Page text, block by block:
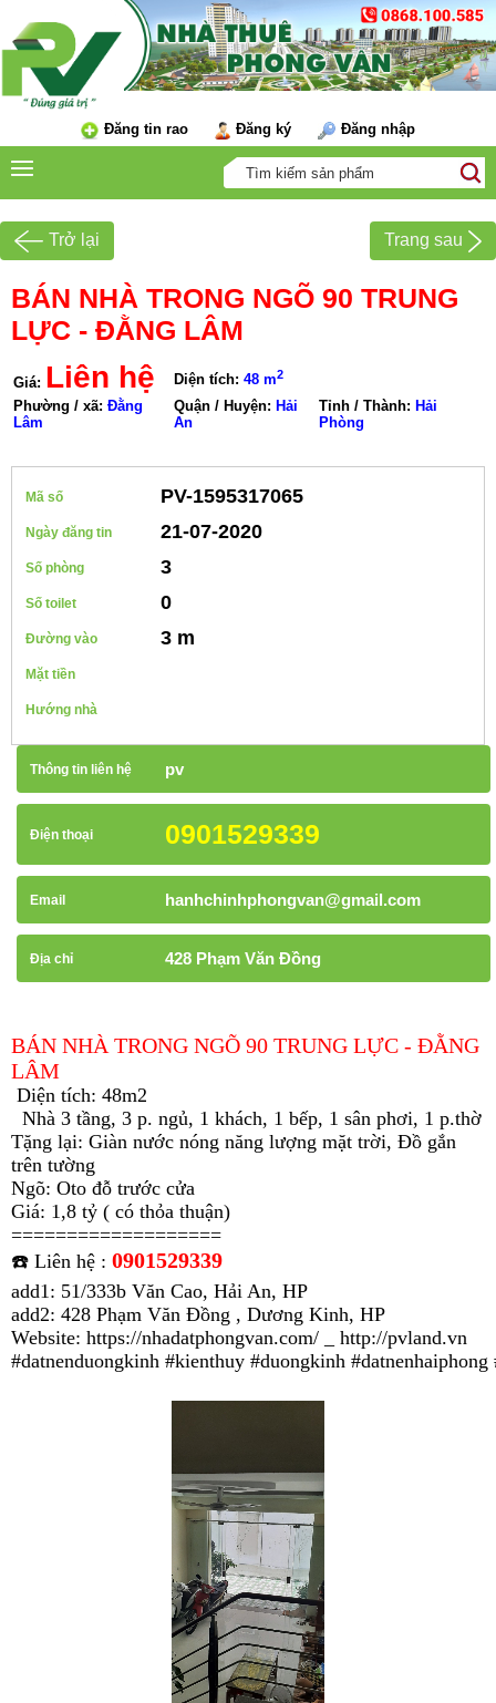
Đăng tin rao Đăng ký Đăng nhập
Trở lại Trang sau
BÁN NHÀ TRONG NGÕ 90 TRUNG
LỰC - ĐẰNG LÂM
Giá: Liên hệ Diện tích: 48 m2
Phường / xã: Đằng
Lâm
Quận / Huyện: Hải
An
Tỉnh / Thành: Hải
Phòng
Mã số PV-1595317065
Ngày đăng tin 21-07-2020
Số phòng 3
Số toilet 0
Đường vào 3 m
Mặt tiền
Hướng nhà
Thông tin liên hệ pv
Điện thoại 0901529339
Email hanhchinhphongvan@gmail.com
Địa chỉ 428 Phạm Văn Đồng
BÁN NHÀ TRONG NGÕ 90 TRUNG LỰC - ĐẰNG
LÂM
Diện tích: 48m2
Nhà 3 tầng, 3 p. ngủ, 1 khách, 1 bếp, 1 sân phơi, 1 p.thờ
Tặng lại: Giàn nước nóng năng lượng mặt trời, Đồ gắn
trên tường
Ngõ: Oto đỗ trước cửa
Giá: 1,8 tỷ ( có thỏa thuận)
===================
☎️ Liên hệ : 0901529339
add1: 51/333b Văn Cao, Hải An, HP
add2: 428 Phạm Văn Đồng , Dương Kinh, HP
Website: https://nhadatphongvan.com/ _ http://pvland.vn
#datnenduongkinh #kienthuy #duongkinh #datnenhaiphong